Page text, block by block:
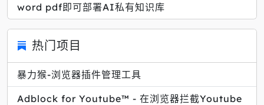
word pdf即可部署AI私有知识库
热门项目
暴力猴-浏览器插件管理工具
Adblock for Youtube™ - 在浏览器拦截Youtube